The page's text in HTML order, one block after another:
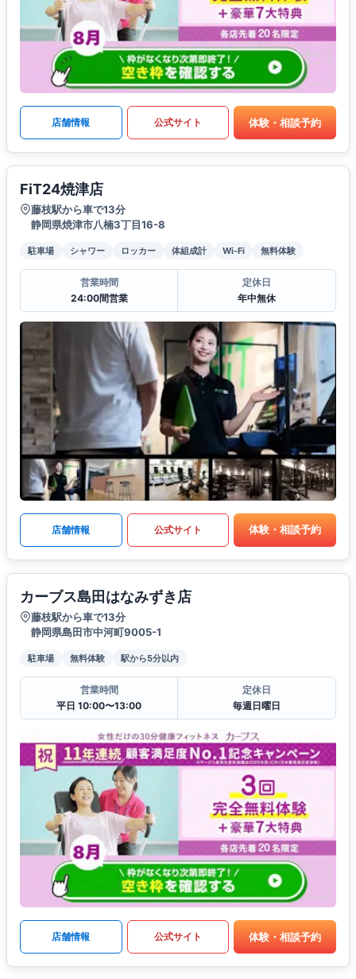
店舗情報 公式サイト 体験・相談予約
FiT24焼津店
藤枝駅から車で13分
静岡県焼津市八楠3丁目16-8
駐車場 シャワー ロッカー 体組成計 Wi-Fi 無料体験
営業時間
24:00間営業
定休日
年中無休
店舗情報 公式サイト 体験・相談予約
カーブス島田はなみずき店
藤枝駅から車で13分
静岡県島田市中河町9005-1
駐車場 無料体験 駅から5分以内
営業時間
平日 10:00〜13:00
定休日
毎週日曜日
店舗情報 公式サイト 体験・相談予約